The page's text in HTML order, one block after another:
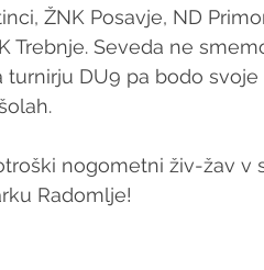
ŽNK Posavje, ND
Trebnje. Seveda ne
turnirju DU9 pa bodo
nogometni živ-žav
Radomlje!